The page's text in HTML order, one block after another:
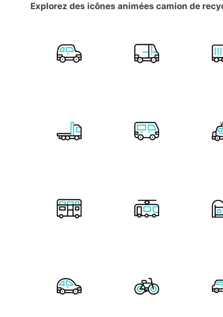
Explorez des icônes animées camion de